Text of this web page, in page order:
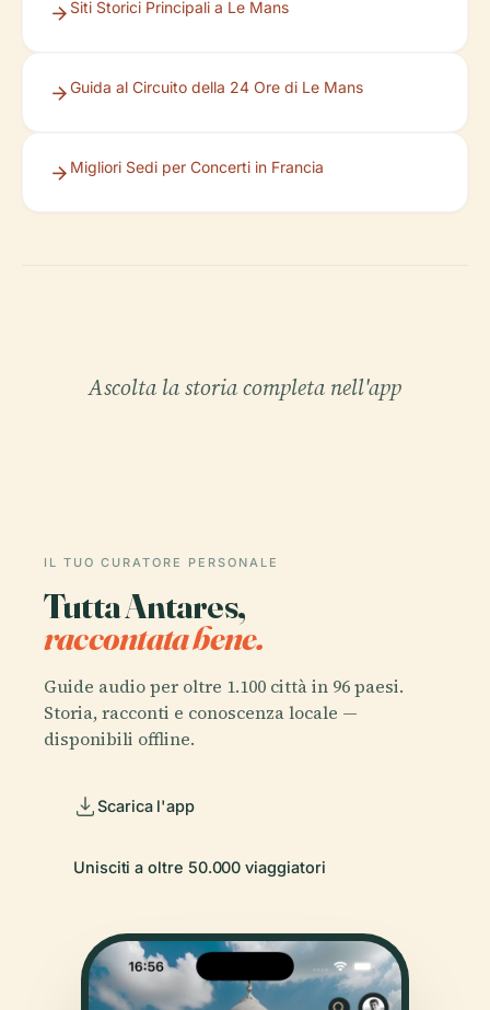
Siti Storici Principali a Le Mans
Guida al Circuito della 24 Ore di Le Mans
Migliori Sedi per Concerti in Francia
Ascolta la storia completa nell'app
IL TUO CURATORE PERSONALE
Tutta Antares,
raccontata bene.
Guide audio per oltre 1.100 città in 96 paesi.
Storia, racconti e conoscenza locale —
disponibili offline.
Scarica l'app
Unisciti a oltre 50.000 viaggiatori